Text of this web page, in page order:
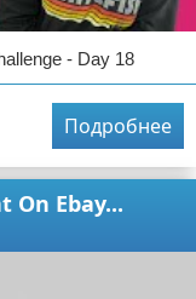
- Day 18
Подробнее
On Ebay...